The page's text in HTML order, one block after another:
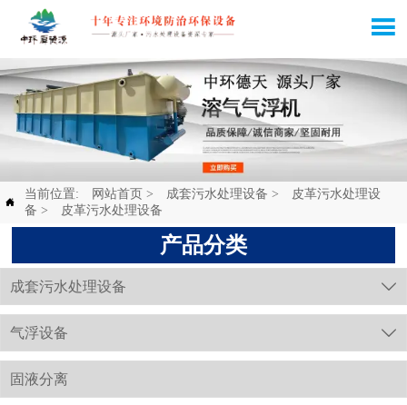


当前位置: 网站首页 > 成套污水处理设备 >
皮革污水处理设
备 > 皮革污水处理设备
产品分类
成套污水处理设备 
气浮设备 
固液分离